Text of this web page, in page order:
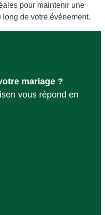
pour maintenir une
de votre événement.
mariage ?
vous répond en